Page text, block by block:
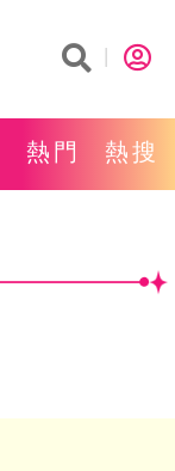
熱門 熱搜